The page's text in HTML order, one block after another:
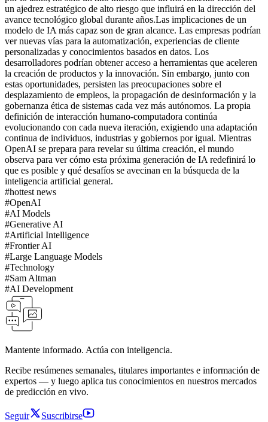
un ajedrez estratégico de alto riesgo que influirá en la dirección del
avance tecnológico global durante años.Las implicaciones de un
modelo de IA más capaz son de gran alcance. Las empresas podrían
ver nuevas vías para la automatización, experiencias de cliente
personalizadas y conocimientos basados en datos. Los
desarrolladores podrían obtener acceso a herramientas que aceleren
la creación de productos y la innovación. Sin embargo, junto con
estas oportunidades, persisten las preocupaciones sobre el
desplazamiento de empleos, la propagación de desinformación y la
gobernanza ética de sistemas cada vez más autónomos. La propia
definición de interacción humano-computadora continúa
evolucionando con cada nueva iteración, exigiendo una adaptación
continua de individuos, industrias y gobiernos por igual. Mientras
OpenAI se prepara para revelar su última creación, el mundo
observa para ver cómo esta próxima generación de IA redefinirá lo
que es posible y qué desafíos se avecinan en la búsqueda de la
inteligencia artificial general.
#hottest news
#OpenAI
#AI Models
#Generative AI
#Artificial Intelligence
#Frontier AI
#Large Language Models
#Technology
#Sam Altman
#AI Development
Mantente informado. Actúa con inteligencia.
Recibe resúmenes semanales, titulares importantes e información de
expertos — y luego aplica tus conocimientos en nuestros mercados
de predicción en vivo.
Seguir
Suscribirse